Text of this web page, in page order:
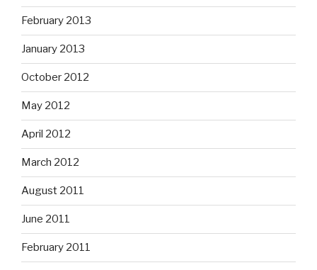
February 2013
January 2013
October 2012
May 2012
April 2012
March 2012
August 2011
June 2011
February 2011